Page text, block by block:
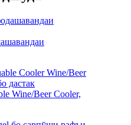
Wine/Beer Cooler,